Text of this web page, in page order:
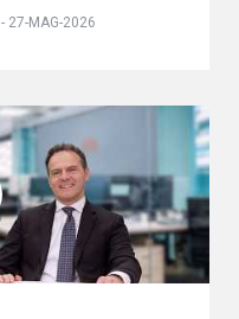
- 27-MAG-2026